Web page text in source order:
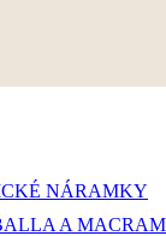
NÁRAMKY
A